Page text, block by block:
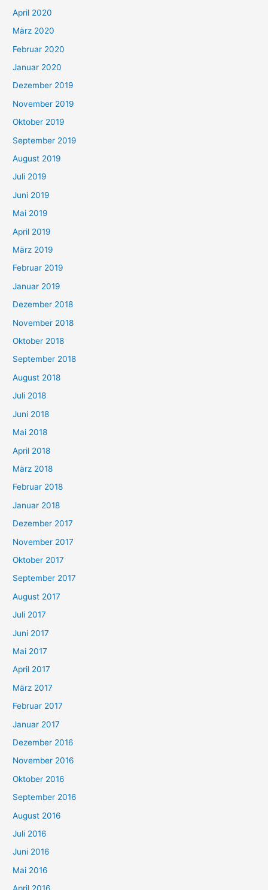
April 2020
März 2020
Februar 2020
Januar 2020
Dezember 2019
November 2019
Oktober 2019
September 2019
August 2019
Juli 2019
Juni 2019
Mai 2019
April 2019
März 2019
Februar 2019
Januar 2019
Dezember 2018
November 2018
Oktober 2018
September 2018
August 2018
Juli 2018
Juni 2018
Mai 2018
April 2018
März 2018
Februar 2018
Januar 2018
Dezember 2017
November 2017
Oktober 2017
September 2017
August 2017
Juli 2017
Juni 2017
Mai 2017
April 2017
März 2017
Februar 2017
Januar 2017
Dezember 2016
November 2016
Oktober 2016
September 2016
August 2016
Juli 2016
Juni 2016
Mai 2016